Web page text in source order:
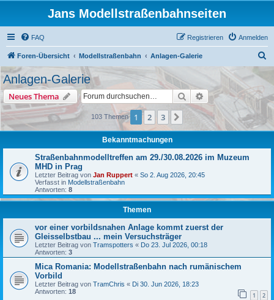
Jans Modellstraßenbahnseiten
FAQ Anmelden
Registrieren
Foren-Übersicht Modellstraßenbahn Anlagen-Galerie
c
h
Anlagen-Galerie
Neues Thema Suche Erweiterte Suche
103 Themen 1 2 3 Nächste
Bekanntmachungen
Straßenbahnmodelltreffen am 29./30.08.2026 im Muzeum
MHD in Prag
Letzter Beitrag von Jan Ruppert « So 2. Aug 2026, 20:45
Verfasst in Modellstraßenbahn
Antworten: 8
Themen
vor einer vorbildsnahen Anlage kommt zuerst der
Gleisselbstbau ... mein Versuchsträger
Letzter Beitrag von Tramspotters « Do 23. Jul 2026, 00:18
Antworten: 3
Mica Romania: Modellstraßenbahn nach rumänischem
Vorbild
Letzter Beitrag von TramChris « Di 30. Jun 2026, 18:23
Antworten: 18 1 2